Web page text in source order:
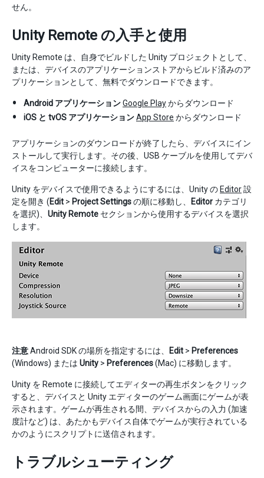
せん。
Unity Remote の入手と使用
Unity Remote は、自身でビルドした Unity プロジェクトとして、
または、デバイスのアプリケーションストアからビルド済みのア
プリケーションとして、無料でダウンロードできます。
Android アプリケーションGoogle Playからダウンロード
iOS と tvOS アプリケーションApp Store からダウンロード
アプリケーションのダウンロードが終了したら、デバイスにイン
ストールして実行します。その後、USB ケーブルを使用してデバ
イスをコンピューターに接続します。
Unity をデバイスで使用できるようにするには、Unity の Editor設
定を開き (Edit > Project Settingsの順に移動し、 Editor カテゴリ
を選択)、 Unity Remote セクションから使用するデバイスを選択
します。
注意Android SDK の場所を指定するには、 Edit > Preferences
(Windows) または Unity > Preferences(Mac) に移動します。
Unity を Remote に接続してエディターの再生ボタンをクリック
すると、デバイスと Unity エディターのゲーム画面にゲームが表
示されます。ゲームが再生される間、デバイスからの入力 (加速
度計など) は、あたかもデバイス自体でゲームが実行されている
かのようにスクリプトに送信されます。
トラブルシューティング